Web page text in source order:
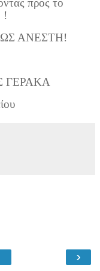
προς το
!
ΑΝΕΣΤΗ!
ΓΕΡΑΚΑ
›